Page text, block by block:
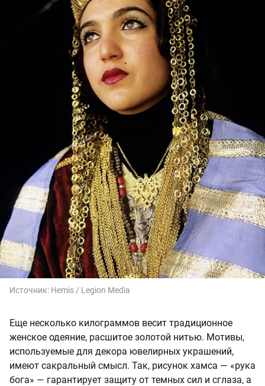
Источник: Hemis / Legion Media
Еще несколько килограммов весит традиционное
женское одеяние, расшитое золотой нитью. Мотивы,
используемые для декора ювелирных украшений,
имеют сакральный смысл. Так, рисунок хамса — «рука
бога» — гарантирует защиту от темных сил и сглаза, а